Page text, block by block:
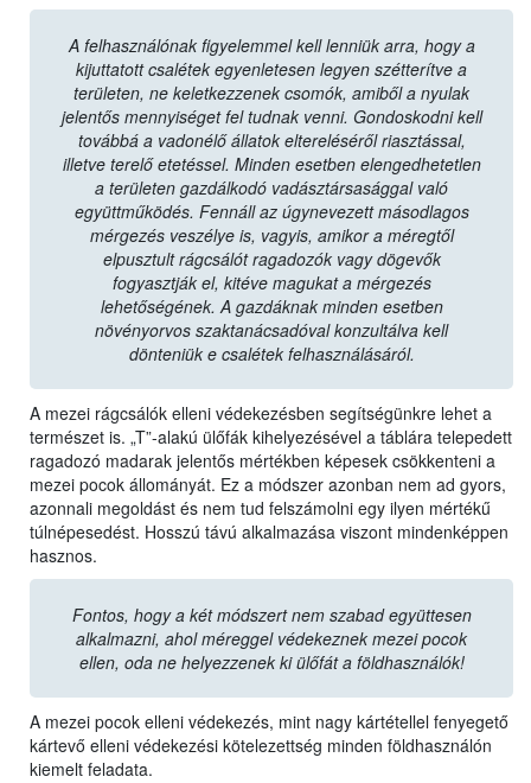
A felhasználónak figyelemmel kell lenniük arra, hogy a
kijuttatott csalétek egyenletesen legyen szétterítve a
területen, ne keletkezzenek csomók, amiből a nyulak
jelentős mennyiséget fel tudnak venni. Gondoskodni kell
továbbá a vadonélő állatok eltereléséről riasztással,
illetve terelő etetéssel. Minden esetben elengedhetetlen
a területen gazdálkodó vadásztársasággal való
együttműködés. Fennáll az úgynevezett másodlagos
mérgezés veszélye is, vagyis, amikor a méregtől
elpusztult rágcsálót ragadozók vagy dögevők
fogyasztják el, kitéve magukat a mérgezés
lehetőségének. A gazdáknak minden esetben
növényorvos szaktanácsadóval konzultálva kell
dönteniük e csalétek felhasználásáról.
A mezei rágcsálók elleni védekezésben segítségünkre lehet a
természet is. „T”-alakú ülőfák kihelyezésével a táblára telepedett
ragadozó madarak jelentős mértékben képesek csökkenteni a
mezei pocok állományát. Ez a módszer azonban nem ad gyors,
azonnali megoldást és nem tud felszámolni egy ilyen mértékű
túlnépesedést. Hosszú távú alkalmazása viszont mindenképpen
hasznos.
Fontos, hogy a két módszert nem szabad együttesen
alkalmazni, ahol méreggel védekeznek mezei pocok
ellen, oda ne helyezzenek ki ülőfát a földhasználók!
A mezei pocok elleni védekezés, mint nagy kártétellel fenyegető
kártevő elleni védekezési kötelezettség minden földhasználón
kiemelt feladata.